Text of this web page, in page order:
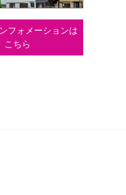
フォメーションは
こちら